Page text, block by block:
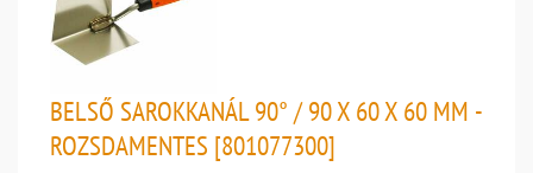
BELSŐ SAROKKANÁL 90° / 90 X 60 X 60 MM -
ROZSDAMENTES [801077300]